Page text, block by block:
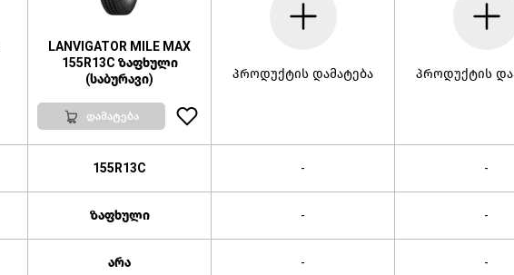
LANVIGATOR MILE MAX
155R13C ზაფხული
(საბურავი)
დამატება
პროდუქტის დამატება პროდუქტის
155R13C - -
ზაფხული - -
არა - -